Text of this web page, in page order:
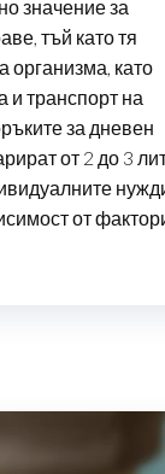
значение за
тъй като тя
организма, като
и транспорт на
за дневен
от 2 до 3
от